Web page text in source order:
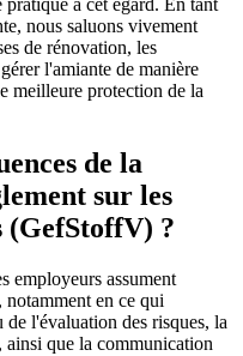
à cet égard. En tant
nous saluons vivement
de rénovation, les
l'amiante de manière
meilleure protection de la
de la
sur les
(GefStoffV) ?
employeurs assument
notamment en ce qui
l'évaluation des risques, la
que la communication